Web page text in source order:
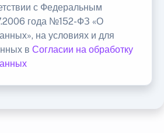
с Федеральным
года №152-ФЗ «О
на условиях и для
в Согласии на обработку